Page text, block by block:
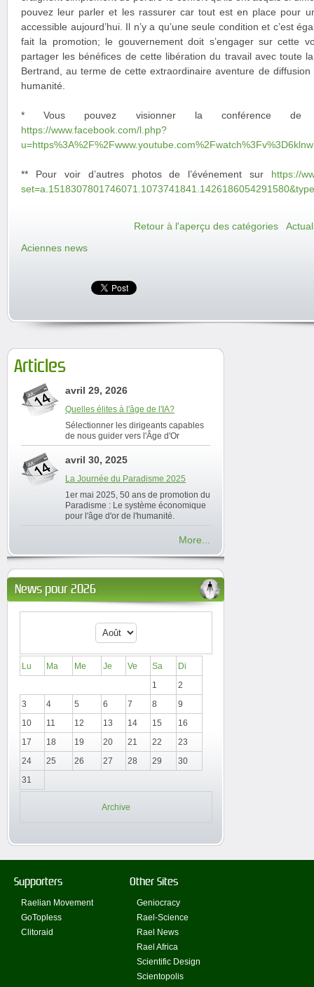
pouvez leur parler et les rassurer car tout est en place pour
accessible aujourd’hui. Il n’y a qu’une seule condition et c’est
fait la promotion; le gouvernement doit s’engager sur cette
partager les bénéfices de cette libération du travail avec toute
Bertrand, au terme de cette extraordinaire aventure de
humanité.
* Vous pouvez visionner la conférence de
https://www.facebook.com/l.php?
** Pour voir d’autres photos de l’événement sur https://
Retour à l'aperçu des catégories
Aciennes news
Articles
avril 29, 2026
Quelles élites à l'âge de l'IA?
Sélectionner les dirigeants capables
de nous guider vers l'Âge d'Or
avril 30, 2025
La Journée du Paradisme 2025
1er mai 2025, 50 ans de promotion du
Paradisme : Le système économique
pour l'âge d'or de l'humanité.
More...
News pour 2026
Lu Ma Me Je Ve Sa
Di
1
2
3
4 5 6 7 8
9
10
11 12 13 14 15
16
17
18 19 20 21 22
23
24
25 26 27 28 29
30
31
Archive
Supporters
Raelian Movement
GoTopless
Clitoraid
Other Sites
Geniocracy
Rael-Science
Rael News
Rael Africa
Scientific Design
Scientopolis